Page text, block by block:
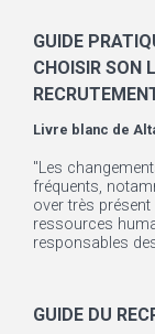
GUIDE
CHOISIR SON
Livre blanc de
"Les
fréquents,
over très
ressources
responsables
GUIDE DU